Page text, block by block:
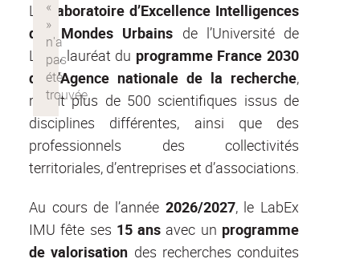
LeLaboratoire d’Excellence Intelligences
des Mondes Urbains de l’Université de
Lyon, lauréat du programme France 2030
de l’Agence nationale de la recherche,
réunit plus de 500 scientifiques issus de
disciplines différentes, ainsi que des
professionnels des collectivités
territoriales, d’entreprises et d’associations.
Au cours de l’année 2026/2027, le LabEx
IMU fête ses 15 ans avec un programme
de valorisation des recherches conduites